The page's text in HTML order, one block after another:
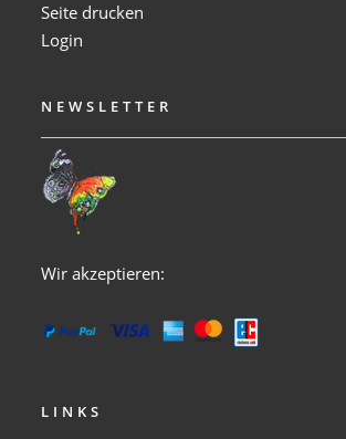
Seite drucken
Login
NEWSLETTER
Wir akzeptieren:
LINKS